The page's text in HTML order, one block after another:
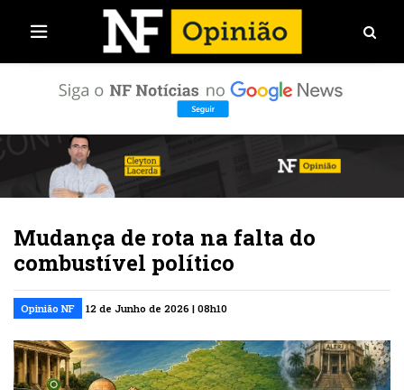
Mudança de rota na falta do
combustível político
Opinião NF 12 de Junho de 2026 | 08h10